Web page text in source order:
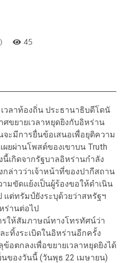
45
วลาท้องถิ่น ประธานาธิบดีโดนั
ขยายเวลาหยุดยิงกับอิหร่าน
ะมีการยื่นข้อเสนอเพื่อยุติความ
ผยผ่านโพสต์ของเขาบน Truth
นี้เกิดจากรัฐบาลอิหร่านกำลัง
กล่าวว่าเจ้าหน้าที่ของปากีสถาน
มขัดแย้งเป็นผู้ร้องขอให้ดำเนิน
แต่ทรัมป์ยังระบุด้วยว่าสหรัฐฯ
ร่านต่อไป
ให้สัมภาษณ์ทางโทรทัศน์ว่า
ะทิ้งระเบิดในอิหร่านอีกครั้ง
อตกลงเพื่อขยายเวลาหยุดยิงได้
ของวันนี้ (วันพุธ 22 เมษายน)